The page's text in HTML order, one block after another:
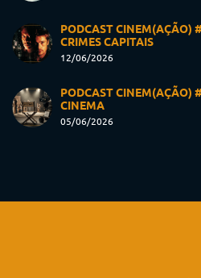
PODCAST CINEM(AÇÃO)
CRIMES CAPITAIS
12/06/2026
PODCAST CINEM(AÇÃO)
CINEMA
05/06/2026